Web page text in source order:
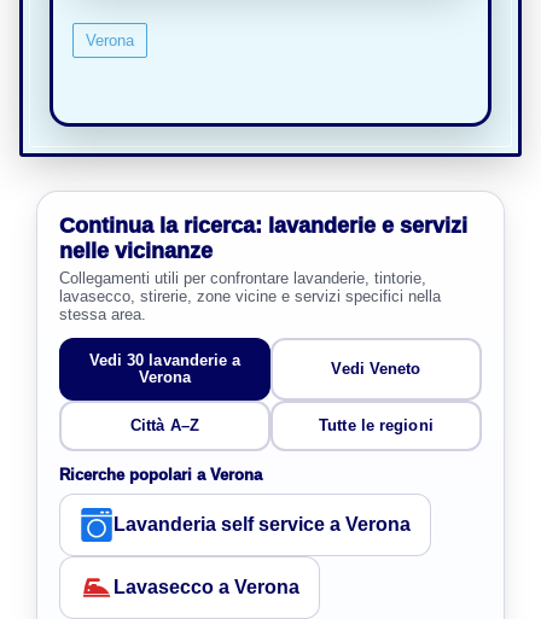
Verona
Continua la ricerca: lavanderie e servizi
nelle vicinanze
Collegamenti utili per confrontare lavanderie, tintorie,
lavasecco, stirerie, zone vicine e servizi specifici nella
stessa area.
Vedi 30 lavanderie a
Verona
Vedi Veneto
Città A–Z Tutte le regioni
Ricerche popolari a Verona
Lavanderia self service a Verona
Lavasecco a Verona